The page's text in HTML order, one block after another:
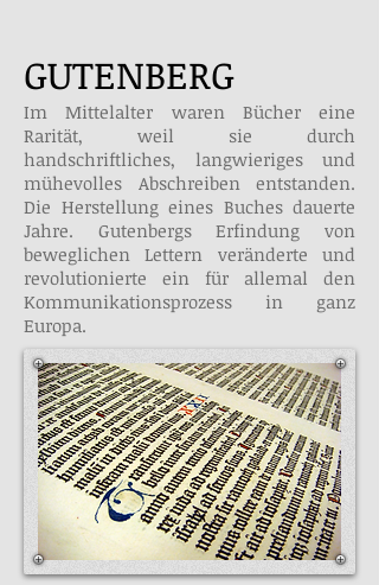
GUTENBERG
Im Mittelalter waren Bücher eine
Rarität, weil sie durch
handschriftliches, langwieriges und
mühevolles Abschreiben entstanden.
Die Herstellung eines Buches dauerte
Jahre. Gutenbergs Erfindung von
beweglichen Lettern veränderte und
revolutionierte ein für allemal den
Kommunikationsprozess in ganz
Europa.